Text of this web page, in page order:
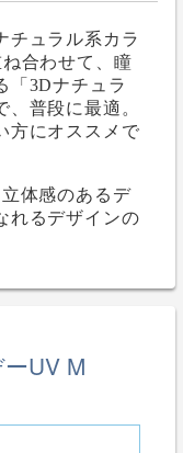
チュラル系カラ
合わせて、瞳
「3Dナチュラ
普段に最適。
方にオススメで
体感のあるデ
れるデザインの
UV M